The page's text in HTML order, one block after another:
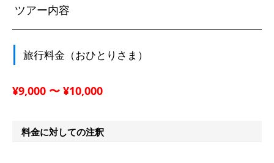
ツアー内容
旅行料金（おひとりさま）
¥9,000 〜 ¥10,000
料金に対しての注釈